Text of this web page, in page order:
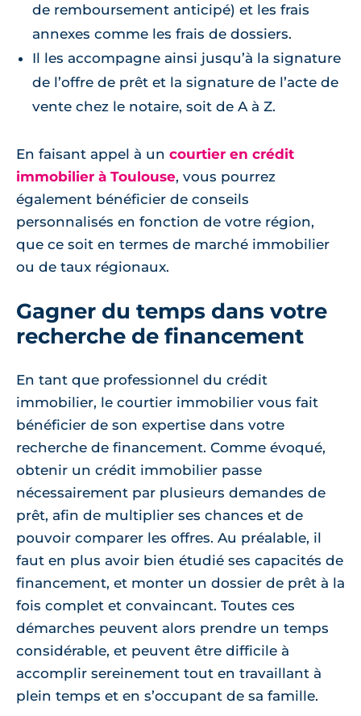
de remboursement anticipé) et les frais
annexes comme les frais de dossiers.
Il les accompagne ainsi jusqu’à la signature
de l’offre de prêt et la signature de l’acte de
vente chez le notaire, soit de A à Z.
En faisant appel à un courtier en crédit
immobilier à Toulouse, vous pourrez
également bénéficier de conseils
personnalisés en fonction de votre région,
que ce soit en termes de marché immobilier
ou de taux régionaux.
Gagner du temps dans votre
recherche de financement
En tant que professionnel du crédit
immobilier, le courtier immobilier vous fait
bénéficier de son expertise dans votre
recherche de financement. Comme évoqué,
obtenir un crédit immobilier passe
nécessairement par plusieurs demandes de
prêt, afin de multiplier ses chances et de
pouvoir comparer les offres. Au préalable, il
faut en plus avoir bien étudié ses capacités de
financement, et monter un dossier de prêt à la
fois complet et convaincant. Toutes ces
démarches peuvent alors prendre un temps
considérable, et peuvent être difficile à
accomplir sereinement tout en travaillant à
plein temps et en s’occupant de sa famille.